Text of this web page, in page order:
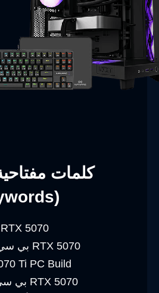
كلمات
تجميعة RTX 5070
بي سي قيمنق RTX 5070
Ti PC Build
بي سي كيوب RTX 5070